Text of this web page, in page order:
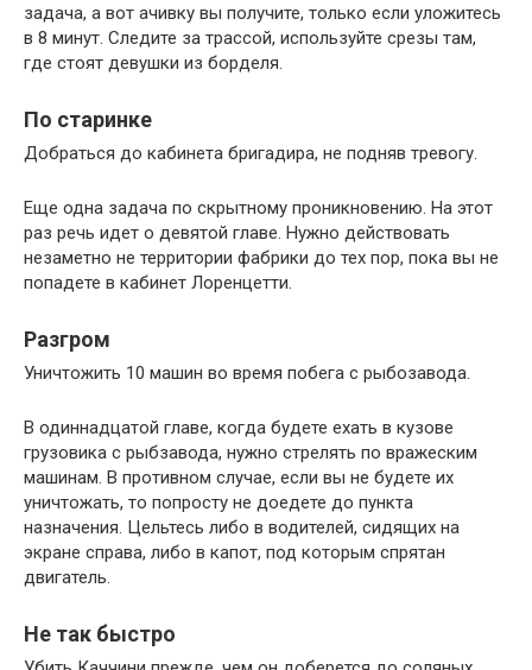
задача, а вот ачивку вы получите, только если уложитесь
в 8 минут. Следите за трассой, используйте срезы там,
где стоят девушки из борделя.
По старинке
Добраться до кабинета бригадира, не подняв тревогу.
Еще одна задача по скрытному проникновению. На этот
раз речь идет о девятой главе. Нужно действовать
незаметно не территории фабрики до тех пор, пока вы не
попадете в кабинет Лоренцетти.
Разгром
Уничтожить 10 машин во время побега с рыбозавода.
В одиннадцатой главе, когда будете ехать в кузове
грузовика с рыбзавода, нужно стрелять по вражеским
машинам. В противном случае, если вы не будете их
уничтожать, то попросту не доедете до пункта
назначения. Цельтесь либо в водителей, сидящих на
экране справа, либо в капот, под которым спрятан
двигатель.
Не так быстро